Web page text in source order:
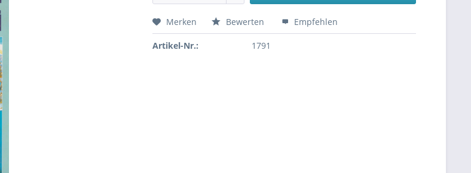
Merken Bewerten Empfehlen
Artikel-Nr.: 1791